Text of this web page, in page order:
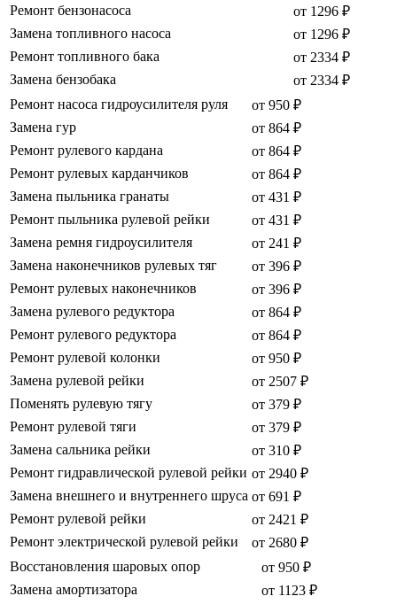
Ремонт бензонасоса
от 1296 ₽
Замена топливного насоса
от 1296 ₽
Ремонт топливного бака
от 2334 ₽
Замена бензобака
от 2334 ₽
Ремонт насоса гидроусилителя руля
от 950 ₽
Замена гур
от 864 ₽
Ремонт рулевого кардана
от 864 ₽
Ремонт рулевых карданчиков
от 864 ₽
Замена пыльника гранаты
от 431 ₽
Ремонт пыльника рулевой рейки
от 431 ₽
Замена ремня гидроусилителя
от 241 ₽
Замена наконечников рулевых тяг
от 396 ₽
Ремонт рулевых наконечников
от 396 ₽
Замена рулевого редуктора
от 864 ₽
Ремонт рулевого редуктора
от 864 ₽
Ремонт рулевой колонки
от 950 ₽
Замена рулевой рейки
от 2507 ₽
Поменять рулевую тягу
от 379 ₽
Ремонт рулевой тяги
от 379 ₽
Замена сальника рейки
от 310 ₽
Ремонт гидравлической рулевой рейки от 2940 ₽
Замена внешнего и внутреннего шруса от 691 ₽
Ремонт рулевой рейки
от 2421 ₽
Ремонт электрической рулевой рейки
от 2680 ₽
Восстановления шаровых опор
от 950 ₽
Замена амортизатора
от 1123 ₽